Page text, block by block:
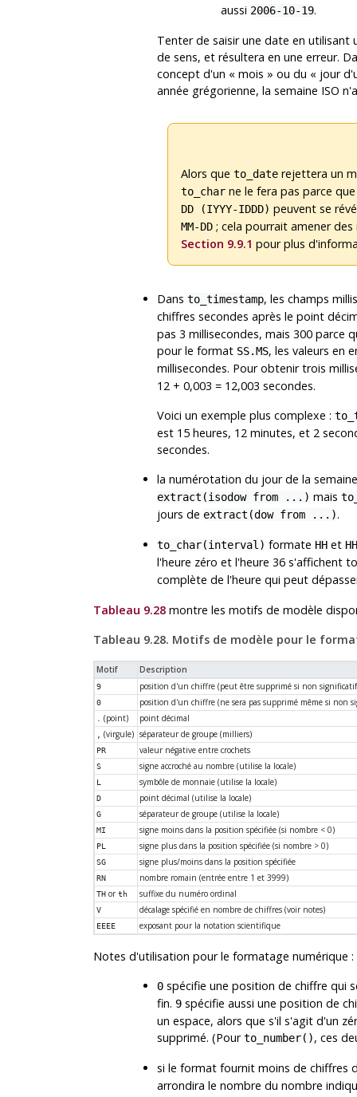
aussi 2006-10-19.
Tenter de saisir une date en utilisant
de sens, et résultera en une erreur.
concept d'un « mois » ou du « jour
année grégorienne, la semaine ISO
Alors que to_date rejettera un
to_char ne le fera pas parce
DD (IYYY-IDDD) peuvent se
MM-DD ; cela pourrait amener
Section 9.9.1 pour plus
Dans to_timestamp, les champs
chiffres secondes après le point
pas 3 millisecondes, mais 300 parce
pour le format SS.MS, les valeurs en
millisecondes. Pour obtenir trois
12 + 0,003 = 12,003 secondes.
Voici un exemple plus complexe :
est 15 heures, 12 minutes, et 2
secondes.
la numérotation du jour de la
extract(isodow from ...) mais
jours de extract(dow from ...).
to_char(interval) formate HHet
l'heure zéro et l'heure 36 s'affichent
complète de l'heure qui peut
Tableau 9.28montre les motifs de modèle
Tableau 9.28. Motifs de modèle pour le
Motif Description
9 position d'un chiffre (peut être supprimé si non
0 position d'un chiffre (ne sera pas supprimé même si non
(point) point décimal
(virgule) séparateur de groupe (milliers)
PR valeur négative entre crochets
S signe accroché au nombre (utilise la locale)
L symbôle de monnaie (utilise la locale)
D point décimal (utilise la locale)
G séparateur de groupe (utilise la locale)
MI signe moins dans la position spécifiée (si nombre < 0)
PL signe plus dans la position spécifiée (si nombre > 0)
SG signe plus/moins dans la position spécifiée
RN nombre romain (entrée entre 1 et 3999)
TH orth suffixe du numéro ordinal
V décalage spécifié en nombre de chiffres (voir notes)
EEEE exposant pour la notation scientifique
Notes d'utilisation pour le formatage numérique :
0spécifie une position de chiffre qui
fin. 9spécifie aussi une position de
un espace, alors que s'il s'agit d'un
supprimé. (Pourto_number(), ces
si le format fournit moins de chiffres
arrondira le nombre du nombre